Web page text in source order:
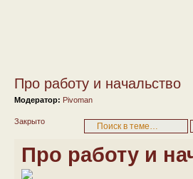
Про работу и начальство
Модератор: Pivoman
Закрыто
Про работу и